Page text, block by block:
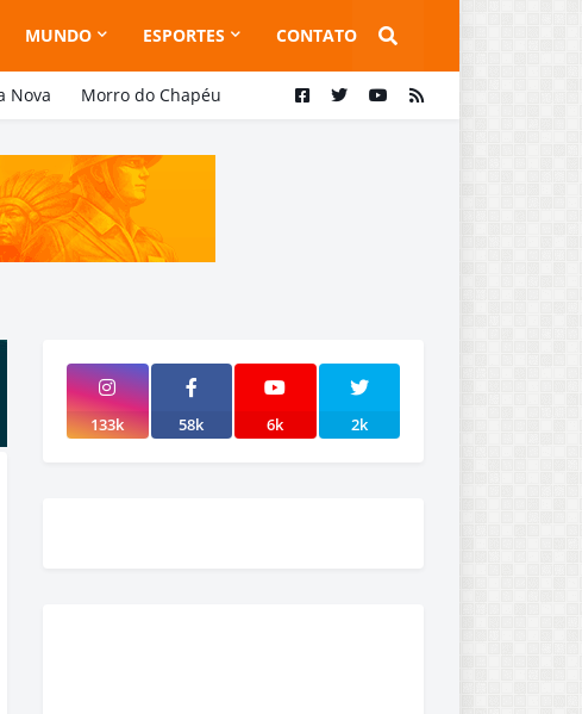
MUNDO ESPORTES CONTATO
Nova Morro do Chapéu
133k 58k 6k 2k